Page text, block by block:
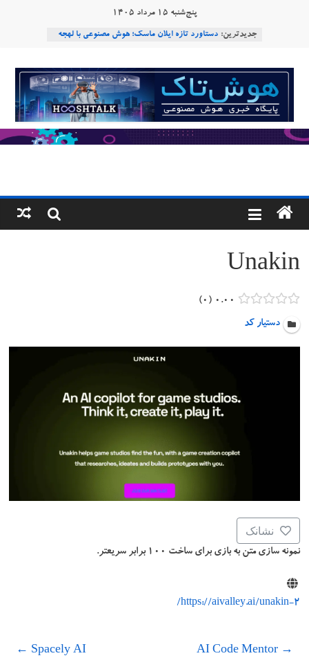
پنج‌شنبه ۱۵ مرداد ۱۴۰۵
جدیدترین: دستاورد تازه ایلان ماسک؛ هوش مصنوعی با لهجه
Robotics
ربات T‑800
Consensus.app
هوش مصنوعی با تنش‌های اجتماعی چه می‌کند؟
هوشتاک
پایگاه
خبری
هوش
مصنوعی
www.hooshtaak.ir
Unakin
۰.۰۰ ۰
دستیار کد
نشانک
نمونه سازی متن به بازی برای ساخت ۱۰۰ برابر سریعتر.
https://aivalley.ai/unakin-2/
→
AI Code Mentor
Spacely AI
←